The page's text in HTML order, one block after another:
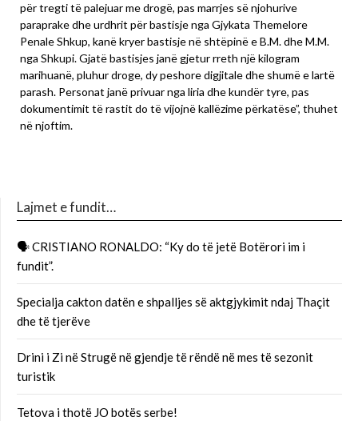
për tregti të palejuar me drogë, pas marrjes së njohurive
paraprake dhe urdhrit për bastisje nga Gjykata Themelore
Penale Shkup, kanë kryer bastisje në shtëpinë e B.M. dhe M.M.
nga Shkupi. Gjatë bastisjes janë gjetur rreth një kilogram
marihuanë, pluhur droge, dy peshore digjitale dhe shumë e lartë
parash. Personat janë privuar nga liria dhe kundër tyre, pas
dokumentimit të rastit do të vijojnë kallëzime përkatëse”, thuhet
në njoftim.
Lajmet e fundit…
🗣 CRISTIANO RONALDO: “Ky do të jetë Botërori im i
fundit”.
Specialja cakton datën e shpalljes së aktgjykimit ndaj Thaçit
dhe të tjerëve
Drini i Zi në Strugë në gjendje të rëndë në mes të sezonit
turistik
Tetova i thotë JO botës serbe!